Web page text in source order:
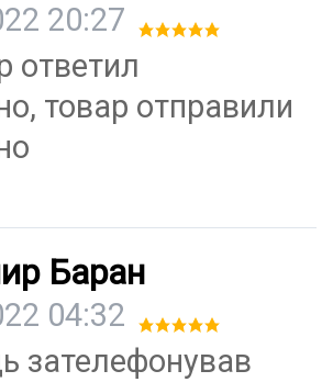
20:27
ответил
товар отправили
Баран
04:32
зателефонував